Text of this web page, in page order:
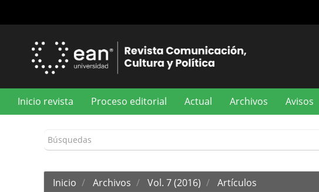
principal
Inicio revista Proceso editorial Actual Archivos Avisos
Inicio Archivos Vol. 7 (2016) Artículos